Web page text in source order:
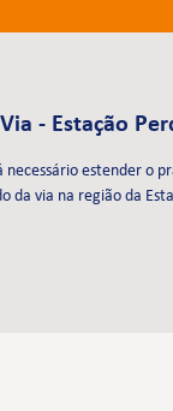
- Estação
necessário estender o
da via na região da